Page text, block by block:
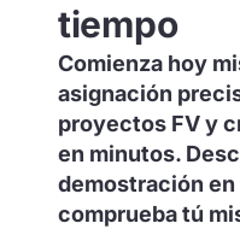
tiempo
Comienza hoy
asignación
proyectos FV y
en minutos.
demostración
comprueba tú